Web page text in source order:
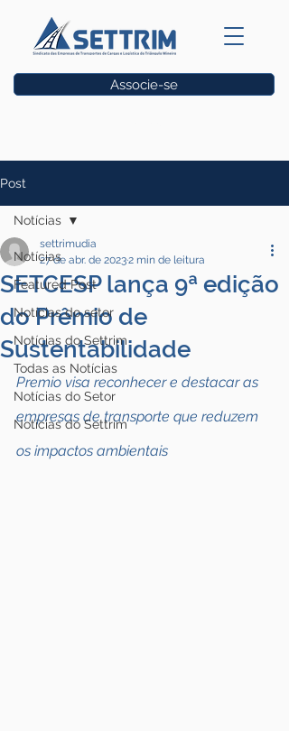
Associe-se
Post
Notícias
Featured Post
Notícias do setor
Notícias do Settrim
Todas as Notícias
Notícias do Setor
Notícias do Settrim
Notícias
SETCESP lança 9ª edição
do Prêmio de
Sustentabilidade
settrimudia
27 de abr. de 20232 min de leitura
Premio visa reconhecer e destacar as
empresas de transporte que reduzem
os impactos ambientais